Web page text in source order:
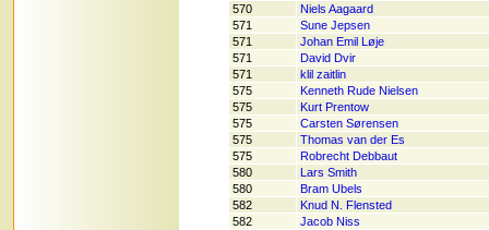
570
Niels Aagaard
571
Sune Jepsen
571
Johan Emil Løje
571
David Dvir
571
klil zaitlin
575
Kenneth Rude Nielsen
575
Kurt Prentow
575
Carsten Sørensen
575
Thomas van der Es
575
Robrecht Debbaut
580
Lars Smith
580
Bram Ubels
582
Knud N. Flensted
582
Jacob Niss